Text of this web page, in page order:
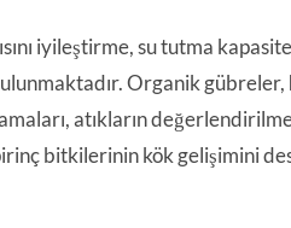
iyileştirme, su tutma
Organik gübreler,
atıkların
bitkilerinin kök gelişimini